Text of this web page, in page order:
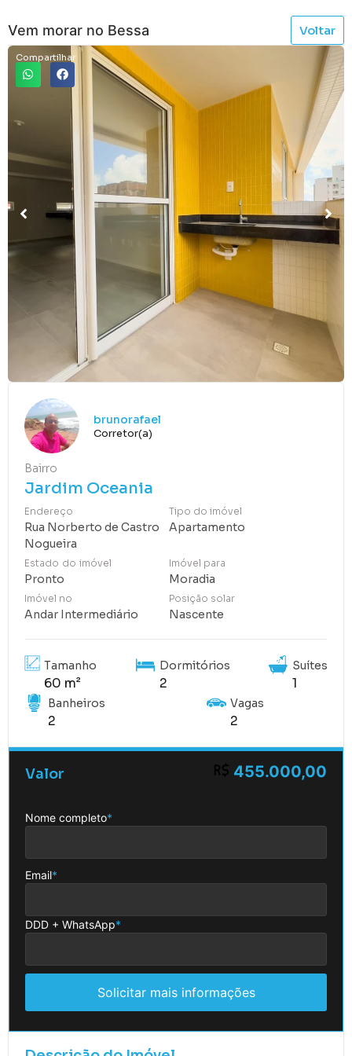
Vem morar no Bessa Voltar
Compartilhar
brunorafael
Corretor(a)
Bairro
Jardim Oceania
Endereço
Rua Norberto de Castro
Nogueira
Tipo do imóvel
Apartamento
Estado do imóvel
Pronto
Imóvel para
Moradia
Imóvel no
Andar Intermediário
Posição solar
Nascente
Tamanho
60 m²
Dormitórios
2
Suítes
1
Banheiros
2
Vagas
2
Valor 455.000,00
Nome completo*
Email*
DDD + WhatsApp*
Solicitar mais informações